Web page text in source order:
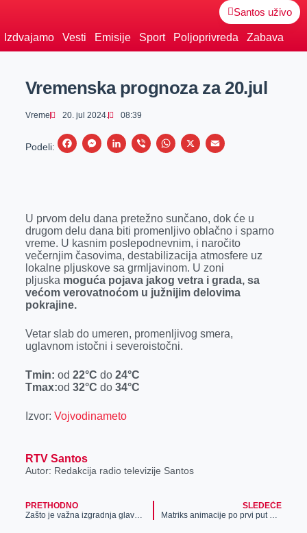
Santos uživo
Izdvajamo Vesti Emisije Sport Poljoprivreda Zabava
Vremenska prognoza za 20.jul
Vreme 20. jul 2024. 08:39
Podeli:
F
b
o
o
k
M
e
n
g
e
r
L
e
d
I
n
V
r
W
s
A
p
p
X
E
l
U prvom delu dana pretežno sunčano, dok će u
drugom delu dana biti promenljivo oblačno i sparno
vreme. U kasnim poslepodnevnim, i naročito
večernjim časovima, destabilizacija atmosfere uz
lokalne pljuskove sa grmljavinom. U zoni
pljuska moguća pojava jakog vetra i grada, sa
većom verovatnoćom u južnijim delovima
pokrajine.
Vetar slab do umeren, promenljivog smera,
uglavnom istočni i severoistočni.
Tmin: od 22°C do 24°C
Tmax:od 32°C do 34°C
Izvor: Vojvodinameto
RTV Santos
Autor: Redakcija radio televizije Santos
PRETHODNO
Zašto je važna izgradnja glavnog gradskog kolektora za prečišćavanje otpadnih voda?
SLEDEĆE
Matriks animacije po prvi put na Korzo festu